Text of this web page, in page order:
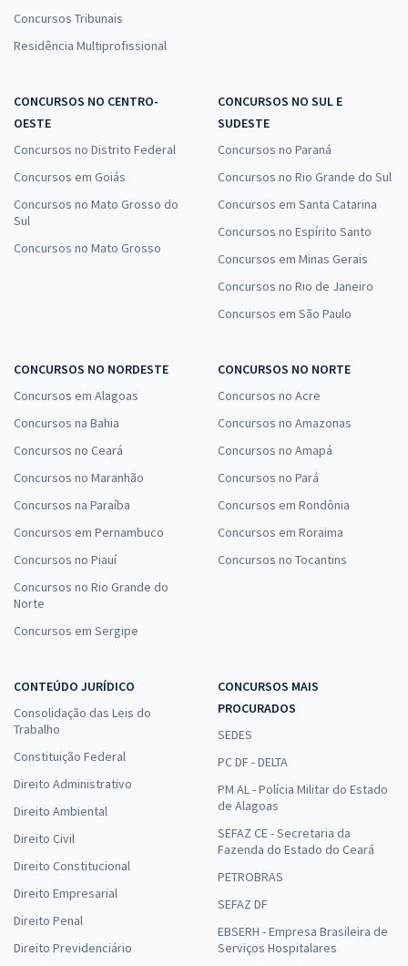
Concursos Tribunais
Residência Multiprofissional
CONCURSOS NO CENTRO-
OESTE
Concursos no Distrito Federal
Concursos em Goiás
Concursos no Mato Grosso do
Sul
Concursos no Mato Grosso
CONCURSOS NO SUL E
SUDESTE
Concursos no Paraná
Concursos no Rio Grande do Sul
Concursos em Santa Catarina
Concursos no Espírito Santo
Concursos em Minas Gerais
Concursos no Rio de Janeiro
Concursos em São Paulo
CONCURSOS NO NORDESTE
Concursos em Alagoas
Concursos na Bahia
Concursos no Ceará
Concursos no Maranhão
Concursos na Paraíba
Concursos em Pernambuco
Concursos no Piauí
Concursos no Rio Grande do
Norte
Concursos em Sergipe
CONCURSOS NO NORTE
Concursos no Acre
Concursos no Amazonas
Concursos no Amapá
Concursos no Pará
Concursos em Rondônia
Concursos em Roraima
Concursos no Tocantins
CONTEÚDO JURÍDICO
Consolidação das Leis do
Trabalho
Constituição Federal
Direito Administrativo
Direito Ambiental
Direito Civil
Direito Constitucional
Direito Empresarial
Direito Penal
Direito Previdenciário
CONCURSOS MAIS
PROCURADOS
SEDES
PC DF - DELTA
PM AL - Polícia Militar do Estado
de Alagoas
SEFAZ CE - Secretaria da
Fazenda do Estado do Ceará
PETROBRAS
SEFAZ DF
EBSERH - Empresa Brasileira de
Serviços Hospitalares